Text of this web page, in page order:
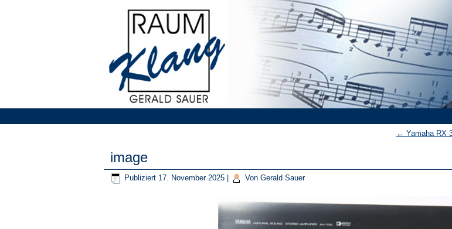
← Yamaha RX
image
Publiziert 17. November 2025 Von Gerald Sauer